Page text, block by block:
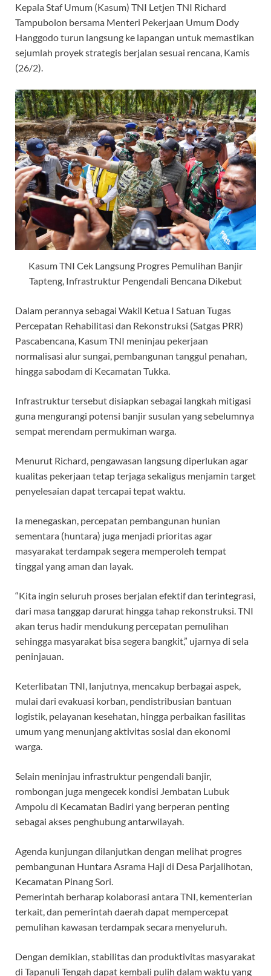
Kepala Staf Umum (Kasum) TNI Letjen TNI Richard
Tampubolon bersama Menteri Pekerjaan Umum Dody
Hanggodo turun langsung ke lapangan untuk memastikan
sejumlah proyek strategis berjalan sesuai rencana, Kamis
(26/2).
Kasum TNI Cek Langsung Progres Pemulihan Banjir
Tapteng, Infrastruktur Pengendali Bencana Dikebut
Dalam perannya sebagai Wakil Ketua I Satuan Tugas
Percepatan Rehabilitasi dan Rekonstruksi (Satgas PRR)
Pascabencana, Kasum TNI meninjau pekerjaan
normalisasi alur sungai, pembangunan tanggul penahan,
hingga sabodam di Kecamatan Tukka.
Infrastruktur tersebut disiapkan sebagai langkah mitigasi
guna mengurangi potensi banjir susulan yang sebelumnya
sempat merendam permukiman warga.
Menurut Richard, pengawasan langsung diperlukan agar
kualitas pekerjaan tetap terjaga sekaligus menjamin target
penyelesaian dapat tercapai tepat waktu.
Ia menegaskan, percepatan pembangunan hunian
sementara (huntara) juga menjadi prioritas agar
masyarakat terdampak segera memperoleh tempat
tinggal yang aman dan layak.
“Kita ingin seluruh proses berjalan efektif dan terintegrasi,
dari masa tanggap darurat hingga tahap rekonstruksi. TNI
akan terus hadir mendukung percepatan pemulihan
sehingga masyarakat bisa segera bangkit,” ujarnya di sela
peninjauan.
Keterlibatan TNI, lanjutnya, mencakup berbagai aspek,
mulai dari evakuasi korban, pendistribusian bantuan
logistik, pelayanan kesehatan, hingga perbaikan fasilitas
umum yang menunjang aktivitas sosial dan ekonomi
warga.
Selain meninjau infrastruktur pengendali banjir,
rombongan juga mengecek kondisi Jembatan Lubuk
Ampolu di Kecamatan Badiri yang berperan penting
sebagai akses penghubung antarwilayah.
Agenda kunjungan dilanjutkan dengan melihat progres
pembangunan Huntara Asrama Haji di Desa Parjalihotan,
Kecamatan Pinang Sori.
Pemerintah berharap kolaborasi antara TNI, kementerian
terkait, dan pemerintah daerah dapat mempercepat
pemulihan kawasan terdampak secara menyeluruh.
Dengan demikian, stabilitas dan produktivitas masyarakat
di Tapanuli Tengah dapat kembali pulih dalam waktu yang